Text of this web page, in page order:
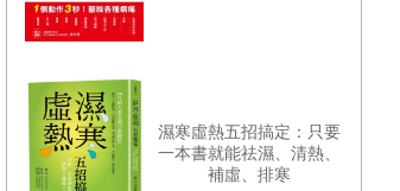
濕寒虛熱五招搞定：只要
一本書就能祛濕、清熱、
補虛、排寒